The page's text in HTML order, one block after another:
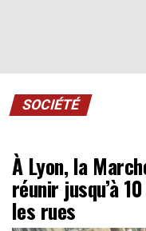
SOCIÉTÉ
À Lyon, la
réunir jusqu’à
les rues